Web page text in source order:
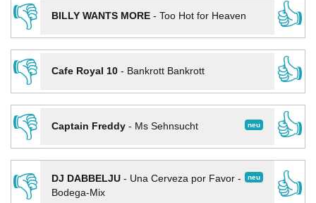
👎
BILLY WANTS MORE- Too Hot for Heaven
👍
👎
Cafe Royal 10- Bankrott Bankrott
👍
👎
neu
Captain Freddy- Ms Sehnsucht
👍
👎
neu
DJ DABBELJU- Una Cerveza por Favor -
Bodega-Mix
👍